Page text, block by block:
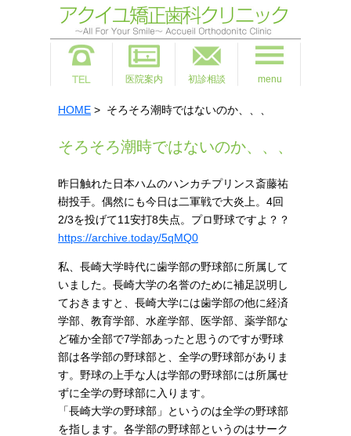
医院案内 初診相談 menu
HOME > そろそろ潮時ではないのか、、、
そろそろ潮時ではないのか、、、
昨日触れた日本ハムのハンカチプリンス斎藤祐
樹投手。偶然にも今日は二軍戦で大炎上。4回
2/3を投げて11安打8失点。プロ野球ですよ？？
https://archive.today/5qMQ0
私、長崎大学時代に歯学部の野球部に所属して
いました。長崎大学の名誉のために補足説明し
ておきますと、長崎大学には歯学部の他に経済
学部、教育学部、水産学部、医学部、薬学部な
ど確か全部で7学部あったと思うのですが野球
部は各学部の野球部と、全学の野球部がありま
す。野球の上手な人は学部の野球部には所属せ
ずに全学の野球部に入ります。
「長崎大学の野球部」というのは全学の野球部
を指します。各学部の野球部というのはサーク